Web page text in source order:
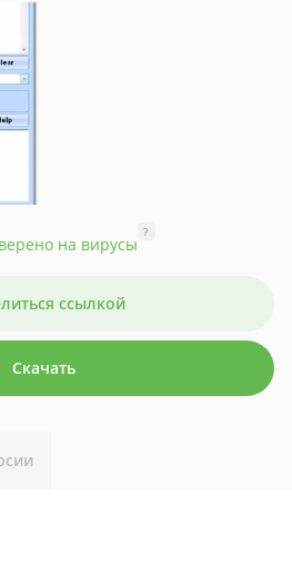
на вирусы
?
ссылкой
Скачать